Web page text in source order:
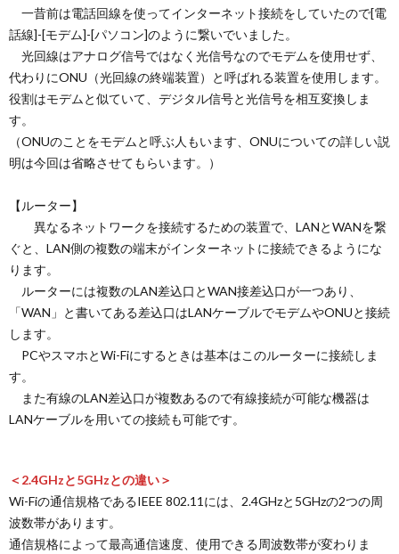
一昔前は電話回線を使ってインターネット接続をしていたので[電
話線]-[モデム]-[パソコン]のように繋いでいました。
光回線はアナログ信号ではなく光信号なのでモデムを使用せず、
代わりにONU（光回線の終端装置）と呼ばれる装置を使用します。
役割はモデムと似ていて、デジタル信号と光信号を相互変換しま
す。
（ONUのことをモデムと呼ぶ人もいます、ONUについての詳しい説
明は今回は省略させてもらいます。）
【ルーター】
異なるネットワークを接続するための装置で、LANとWANを繋
ぐと、LAN側の複数の端末がインターネットに接続できるようにな
ります。
ルーターには複数のLAN差込口とWAN接差込口が一つあり、
「WAN」と書いてある差込口はLANケーブルでモデムやONUと接続
します。
PCやスマホとWi-Fiにするときは基本はこのルーターに接続しま
す。
また有線のLAN差込口が複数あるので有線接続が可能な機器は
LANケーブルを用いての接続も可能です。
＜2.4GHzと5GHzとの違い＞
Wi-Fiの通信規格であるIEEE 802.11には、2.4GHzと5GHzの2つの周
波数帯があります。
通信規格によって最高通信速度、使用できる周波数帯が変わりま